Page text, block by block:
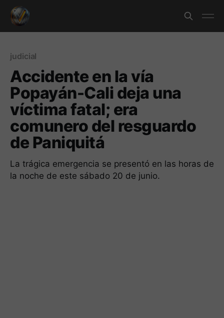
judicial
Accidente en la vía
Popayán-Cali deja una
víctima fatal; era
comunero del resguardo
de Paniquitá
La trágica emergencia se presentó en las horas de
la noche de este sábado 20 de junio.